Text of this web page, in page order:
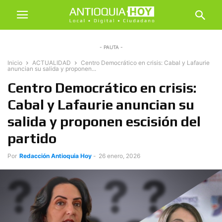
- PAUTA -
Inicio ACTUALIDAD
Centro Democrático en crisis: Cabal y Lafaurie
anuncian su salida y proponen...
Centro Democrático en crisis:
Cabal y Lafaurie anuncian su
salida y proponen escisión del
partido
Por Redacción Antioquia Hoy - 26 enero, 2026